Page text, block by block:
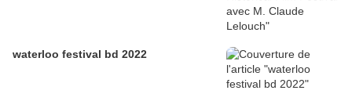
waterloo festival bd 2022